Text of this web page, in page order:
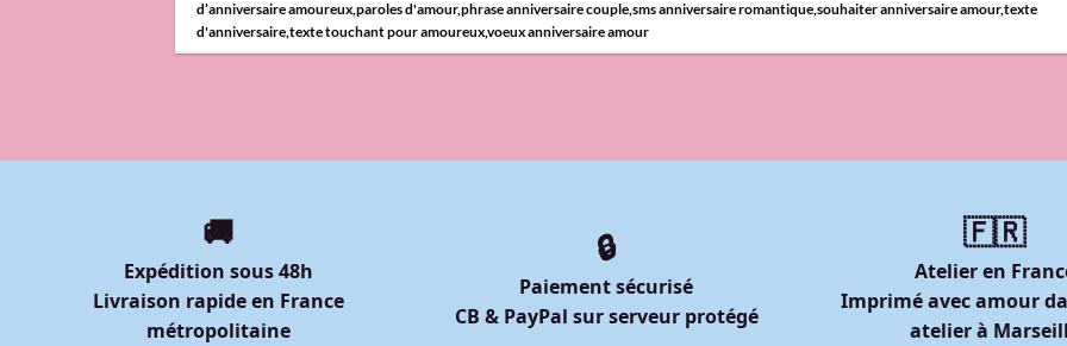
d’anniversaire amoureux, paroles d'amour,phrase anniversaire couple, sms anniversaire romantique, souhaiter anniversaire amour,texte
d'anniversaire, texte touchant pour amoureux,voeux anniversaire amour
🚚
Expédition sous 48h
Livraison rapide en France
métropolitaine
🔒
Paiement sécurisé
CB & PayPal sur serveur protégé
🇫🇷
Atelier en
Imprimé avec amour
atelier à